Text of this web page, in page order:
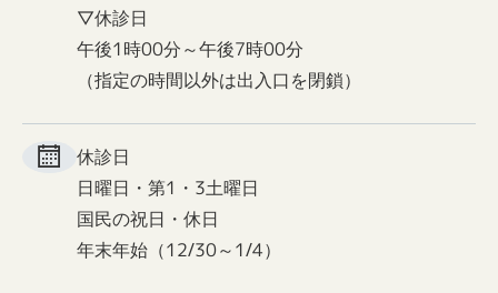
▽休診日
午後1時00分～午後7時00分
（指定の時間以外は出入口を閉鎖）
休診日
日曜日・第1・3土曜日
国民の祝日・休日
年末年始（12/30～1/4）